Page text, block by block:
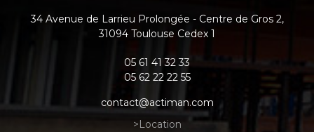
34 Avenue de Larrieu Prolongée - Centre de Gros 2,
31094 Toulouse Cedex 1
05 61 41 32 33
05 62 22 22 55
contact@actiman.com
Location